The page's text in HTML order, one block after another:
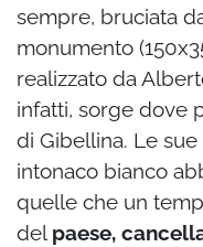
sempre, bruciata
monumento
realizzato da
infatti, sorge dove
di Gibellina. Le
intonaco bianco
quelle che un
del paese,